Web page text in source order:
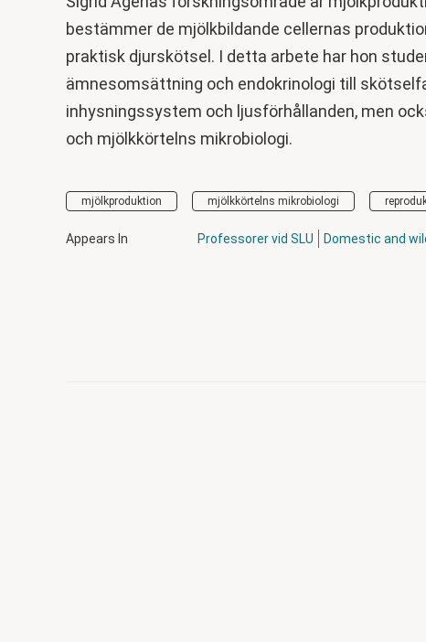
bestämmer de mjölkbildande cellernas
praktisk djurskötsel. I detta arbete har hon
ämnesomsättning och endokrinologi till
inhysningssystem och ljusförhållanden, men
och mjölkkörtelns mikrobiologi.
mjölkproduktion mjölkkörtelns mikrobiologi
Appears In Professorer vid SLU Domestic and